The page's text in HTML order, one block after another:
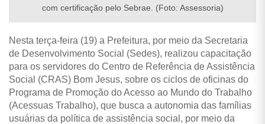
com certificação pelo Sebrae. (Foto: Assessoria)
Nesta terça-feira (19) a Prefeitura, por meio da Secretaria
de Desenvolvimento Social (Sedes), realizou capacitação
para os servidores do Centro de Referência de Assistência
Social (CRAS) Bom Jesus, sobre os ciclos de oficinas do
Programa de Promoção do Acesso ao Mundo do Trabalho
(Acessuas Trabalho), que busca a autonomia das famílias
usuárias da política de assistência social, por meio da